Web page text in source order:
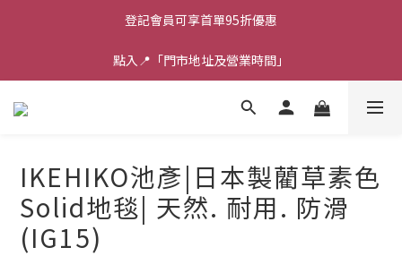
登記會員可享首單95折優惠
點入📍「門市地址及營業時間」
IKEHIKO池彥|日本製藺草素色
Solid地毯| 天然. 耐用. 防滑
(IG15)